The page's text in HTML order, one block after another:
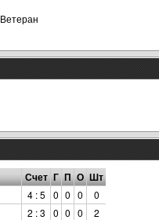
Ветеран
Счет Г П О Шт
4 : 5 0 0 0
0
2 : 3 0 0 0
2